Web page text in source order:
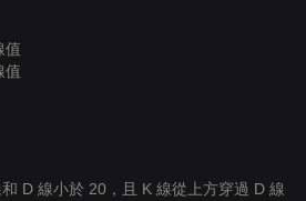
值
值
D 線小於 20，且 K 線從上方穿過 D 線